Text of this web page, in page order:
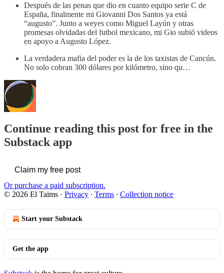
Después de las penas que dio en cuanto equipo serie C de
España, finalmente mi Giovanni Dos Santos ya está
“augusto”. Junto a weyes como Miguel Layún y otras
promesas olvidadas del futbol mexicano, mi Gio subió videos
en apoyo a Augusto López.
La verdadera mafia del poder es la de los taxistas de Cancún.
No solo cobran 300 dólares por kilómetro, sino qu…
Continue reading this post for free in the
Substack app
Claim my free post
Or purchase a paid subscription.
© 2026 El Taims · Privacy ∙ Terms ∙ Collection notice
Start your Substack
Get the app